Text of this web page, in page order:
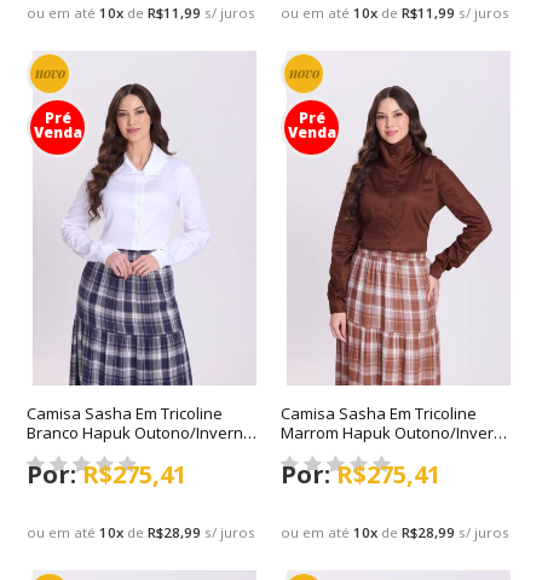
ou em até10x deR$11,99 s/ juros ou em até10x deR$11,99 s/ juros
novo
Pré
Venda
Camisa Sasha Em Tricoline
Branco Hapuk Outono/Inverno
2026
ou em até10x deR$28,99 s/ juros
R$275,41
novo
Pré
Venda
Camisa Sasha Em Tricoline
Marrom Hapuk Outono/Inverno
2026
ou em até10x deR$28,99 s/ juros
R$275,41